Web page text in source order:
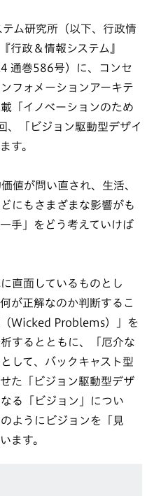
ム研究所（以下、行政情
行政＆情報システム』
通巻586号）に、コンセ
フォメーションアーキテ
「イノベーションのため
、「ビジョン駆動型デザイ
す。
値が問い直され、生活、
にもさまざまな影響がも
手」をどう考えていけば
直面しているものとし
が正解なのか判断するこ
Wicked Problems）」を
するとともに、「厄介な
して、バックキャスト型
た「ビジョン駆動型デザ
る「ビジョン」につい
ようにビジョンを「見
ます。